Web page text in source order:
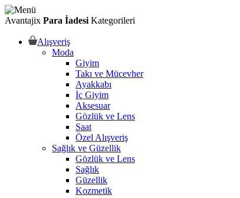
Avantajix Para İadesi Kategorileri
Alışveriş
Moda
Giyim
Takı ve Mücevher
Ayakkabı
İç Giyim
Aksesuar
Gözlük ve Lens
Saat
Özel Alışveriş
Sağlık ve Güzellik
Gözlük ve Lens
Sağlık
Güzellik
Kozmetik